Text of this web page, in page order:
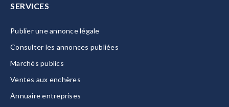
SERVICES
Publier une annonce légale
Consulter les annonces publiées
Marchés publics
Ventes aux enchères
Annuaire entreprises